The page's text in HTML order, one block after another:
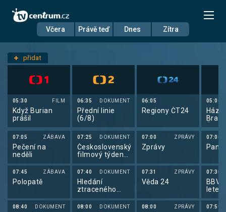
Včera Právě teď Dnes Zítra
Datum
Nastavení stanic
přidat
05:30 FILM
Když Burian
prášil
07:05 ZÁBAVA
Pečení na
neděli
07:45 ZÁBAVA
Polopatě
08:40 DOKUMENT
06:35 DOKUMENT
Přední linie
(6/8)
07:25 DOKUMENT
Československý
filmový týdeník
1975
(1594/2379)
07:40 DOKUMENT
Hledání
ztraceného
času: Okno do
světa (2)
08:00 DOKUMENT
06:05
Regiony ČT24
07:00 ZPRÁVY
Zprávy
07:31 ZPRÁVY
Věda 24
08:00 ZPRÁVY
05:00
07:00
07:35
BBV
07:50